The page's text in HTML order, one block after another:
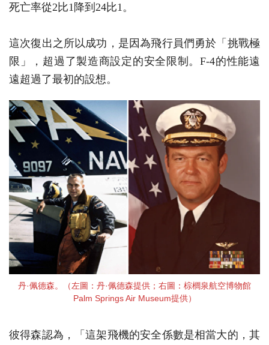
死亡率從2比1降到24比1。
這次復出之所以成功，是因為飛行員們勇於「挑戰極
限」，超過了製造商設定的安全限制。F-4的性能遠
遠超過了最初的設想。
丹·佩德森。（左圖：丹·佩德森提供；右圖：棕櫚泉航空博物館
Palm Springs Air Museum提供）
彼得森認為，「這架飛機的安全係數是相當大的，其